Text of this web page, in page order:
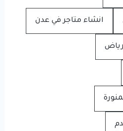
انشاء متاجر في عدن